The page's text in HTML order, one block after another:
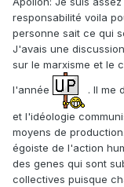
responsabilité voila
personne sait ce qui
J'avais une
sur le marxisme et le
l'année
. Il me
et l'idéologie
moyens de
égoiste de l'action
des genes qui sont
collectives puisque